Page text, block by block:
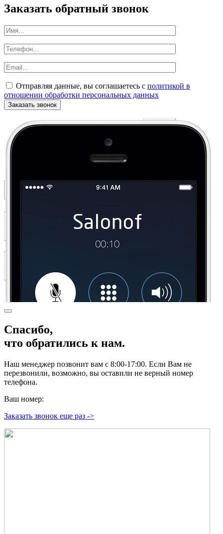
Заказать обратный звонок
Отправляя данные, вы соглашаетесь с политикой в
отношении обработки персональных данных
Спасибо,
что обратились к нам.
Наш менеджер позвонит вам с 8:00-17:00. Если Вам не
перезвонили, возможно, вы оставили не верный номер
телефона.
Ваш номер:
Заказать звонок еще раз ->